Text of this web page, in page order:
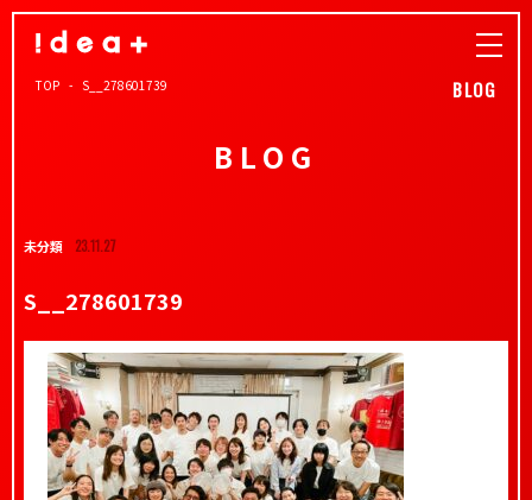
BLOG
TOP S__278601739
BLOG
未分類 23.11.27
S__278601739